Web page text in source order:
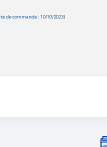
de commande : 10/10/2023)